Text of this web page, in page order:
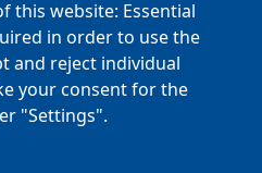
!
this website: Essential
in order to use the
and reject individual
your consent for the
"Settings".